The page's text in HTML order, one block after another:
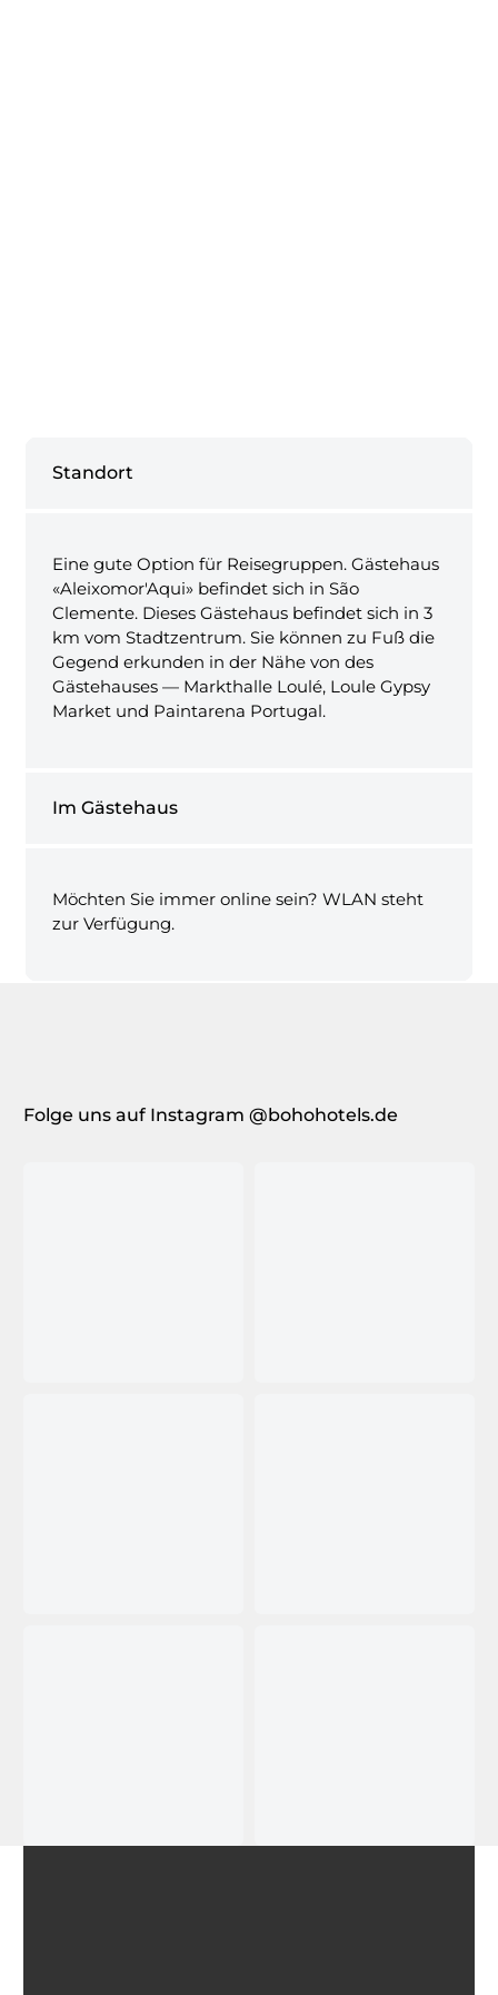
Standort
Eine gute Option für Reisegruppen. Gästehaus
«Aleixomor'Aqui» befindet sich in São
Clemente. Dieses Gästehaus befindet sich in 3
km vom Stadtzentrum. Sie können zu Fuß die
Gegend erkunden in der Nähe von des
Gästehauses — Markthalle Loulé, Loule Gypsy
Market und Paintarena Portugal.
Im Gästehaus
Möchten Sie immer online sein? WLAN steht
zur Verfügung.
Folge uns auf Instagram @bohohotels.de